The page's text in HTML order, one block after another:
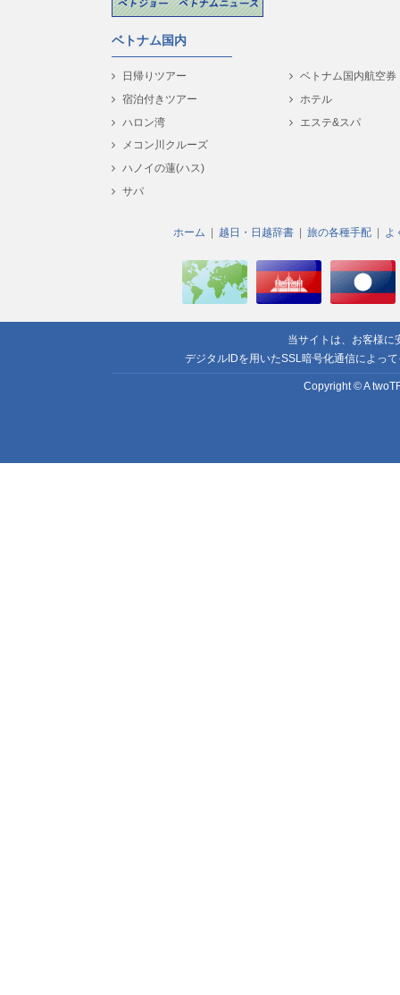
ベトナム国内
日帰りツアー
宿泊付きツアー
ハロン湾
メコン川クルーズ
ハノイの蓮(ハス)
サパ
ベトナム国内航空券
ホテル
エステ&スパ
ホーム 越日・日越辞書 旅の各種手配 よ
当サイトは、お客様に
デジタルIDを用いたSSL暗号化通信によっ
Copyright © A